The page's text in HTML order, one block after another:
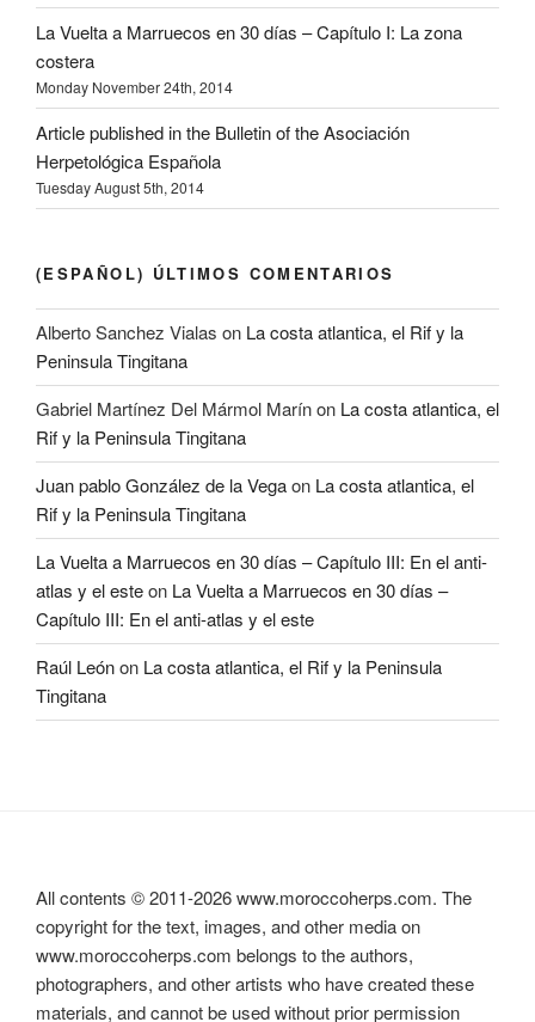
La Vuelta a Marruecos en 30 días – Capítulo I: La zona
costera
Monday November 24th, 2014
Article published in the Bulletin of the Asociación
Herpetológica Española
Tuesday August 5th, 2014
(ESPAÑOL) ÚLTIMOS COMENTARIOS
Alberto Sanchez Vialas on La costa atlantica, el Rif y la
Peninsula Tingitana
Gabriel Martínez Del Mármol Marínon La costa atlantica, el
Rif y la Peninsula Tingitana
Juan pablo González de la Vegaon La costa atlantica, el
Rif y la Peninsula Tingitana
La Vuelta a Marruecos en 30 días – Capítulo III: En el anti-
atlas y el esteon La Vuelta a Marruecos en 30 días –
Capítulo III: En el anti-atlas y el este
Raúl Leónon La costa atlantica, el Rif y la Peninsula
Tingitana
All contents © 2011-2026www.moroccoherps.com. The
copyright for the text, images, and other media on
www.moroccoherps.com belongs to the authors,
photographers, and other artists who have created these
materials, and cannot be used without prior permission